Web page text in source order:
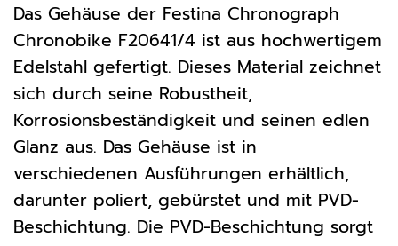
Das Gehäuse der Festina Chronograph
Chronobike F20641/4 ist aus hochwertigem
Edelstahl gefertigt. Dieses Material zeichnet
sich durch seine Robustheit,
Korrosionsbeständigkeit und seinen edlen
Glanz aus. Das Gehäuse ist in
verschiedenen Ausführungen erhältlich,
darunter poliert, gebürstet und mit PVD-
Beschichtung. Die PVD-Beschichtung sorgt